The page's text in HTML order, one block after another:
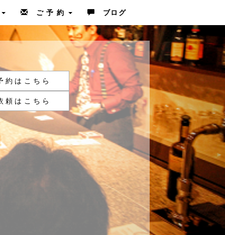
ご 予 約 ブログ
約はこちら
頼はこちら